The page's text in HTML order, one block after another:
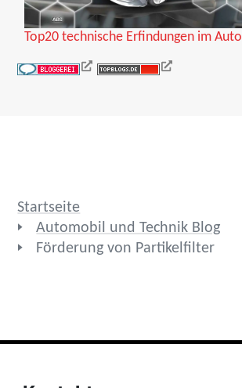
Top20 technische Erfindungen im Auto
Startseite
Automobil und Technik Blog
Förderung von Partikelfilter